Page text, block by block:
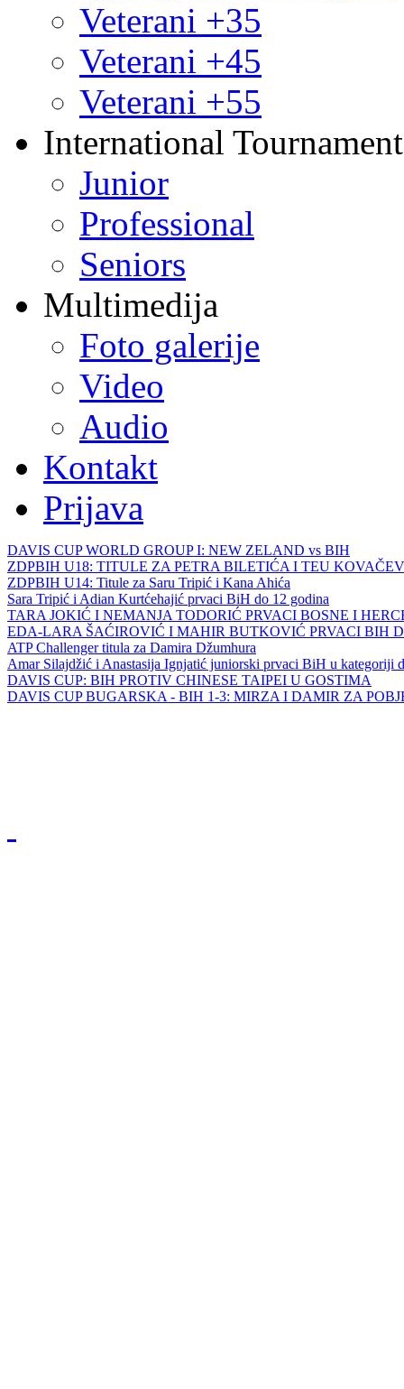
Veterani +35
Veterani +45
Veterani +55
International
Junior
Professional
Seniors
Multimedija
Foto galerije
Video
Audio
Kontakt
Prijava
DAVIS CUP WORLD GROUP I: NEW ZELAND vs BIH
ZDPBIH U18: TITULE ZA PETRA BILETIĆA I TEU
ZDPBIH U14: Titule za Saru Tripić i Kana Ahića
Sara Tripić i Adian Kurtćehajić prvaci BiH do 12 godina
TARA JOKIĆ I NEMANJA TODORIĆ PRVACI BOSNE I
EDA-LARA ŠAĆIROVIĆ I MAHIR BUTKOVIĆ PRVACI BIH
ATP Challenger titula za Damira Džumhura
Amar Silajdžić i Anastasija Ignjatić juniorski prvaci BiH u kategoriji
DAVIS CUP: BIH PROTIV CHINESE TAIPEI U GOSTIMA
DAVIS CUP BUGARSKA - BIH 1-3: MIRZA I DAMIR ZA